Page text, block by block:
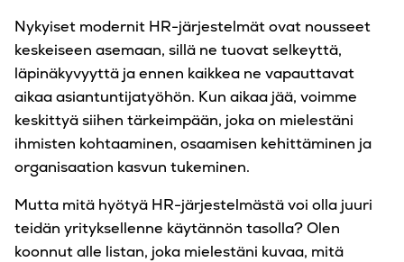
Nykyiset modernit HR-järjestelmät ovat nousseet
keskeiseen asemaan, sillä ne tuovat selkeyttä,
läpinäkyvyyttä ja ennen kaikkea ne vapauttavat
aikaa asiantuntijatyöhön. Kun aikaa jää, voimme
keskittyä siihen tärkeimpään, joka on mielestäni
ihmisten kohtaaminen, osaamisen kehittäminen ja
organisaation kasvun tukeminen.
Mutta mitä hyötyä HR-järjestelmästä voi olla juuri
teidän yrityksellenne käytännön tasolla? Olen
koonnut alle listan, joka mielestäni kuvaa, mitä